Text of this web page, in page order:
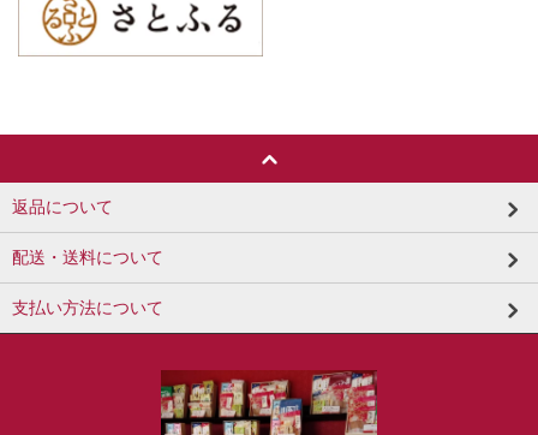
返品について
配送・送料について
支払い方法について